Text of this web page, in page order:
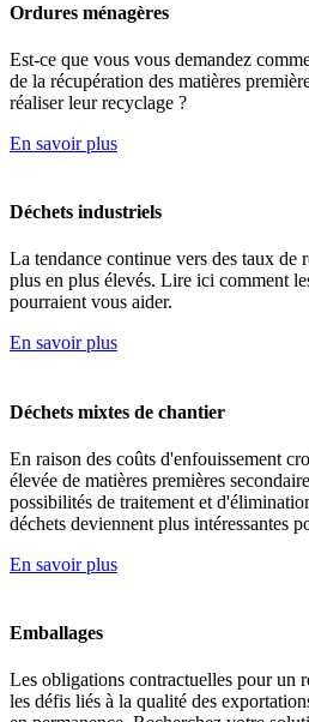
Ordures ménagères
Est-ce que vous vous demandez
de la récupération des matières
réaliser leur recyclage ?
En savoir plus
Déchets industriels
La tendance continue vers des taux de
plus en plus élevés. Lire ici comment
pourraient vous aider.
En savoir plus
Déchets mixtes de chantier
En raison des coûts d'enfouissement
élevée de matières premières
possibilités de traitement et
déchets deviennent plus intéressantes
En savoir plus
Emballages
Les obligations contractuelles pour un
les défis liés à la qualité des